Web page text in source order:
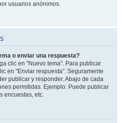
usuarios anónimos.
o enviar una respuesta?
clic en "Nuevo tema". Para publicar
en "Enviar respuesta". Seguramente
publicar y responder. Abajo de cada
permitidas. Ejemplo: Puede publicar
encuestas, etc.